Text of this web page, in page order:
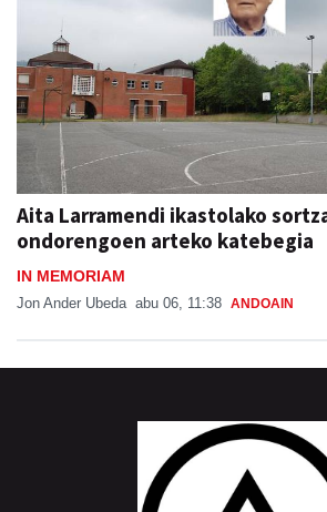
Aita Larramendi ikastolako
ondorengoen arteko katebegia
IN MEMORIAM
Jon Ander Ubeda abu 06, 11:38 ANDOAIN